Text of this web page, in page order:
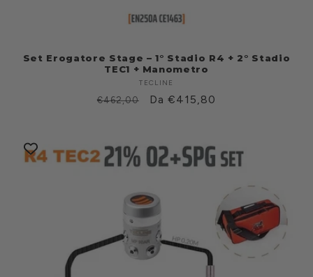
Set Erogatore Stage – 1° Stadio R4 + 2° Stadio
TEC1 + Manometro
Fabricante:
TECLINE
Prezzo
€462,00
Prezzo
Da €415,80